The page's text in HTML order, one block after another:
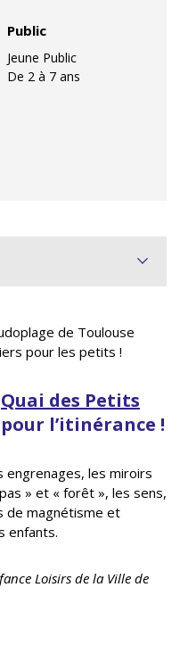
Public
Jeune Public
De 2 à 7 ans
de Toulouse
pour les petits !
Quai des Petits
l’itinérance !
engrenages, les miroirs
» et « forêt », les sens,
de magnétisme et
enfants.
Loisirs de la Ville de